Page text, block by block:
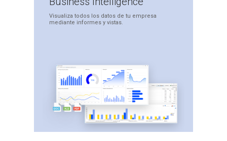
Visualiza todos los datos de tu empresa
mediante informes y vistas.